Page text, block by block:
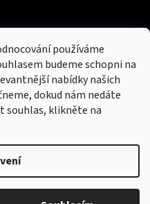
používáme
budeme schopni na
nabídky našich
dokud nám nedáte
souhlas, klikněte na
zavazadly, tašky a peněženky